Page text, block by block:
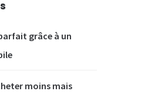
grâce à un
moins mais